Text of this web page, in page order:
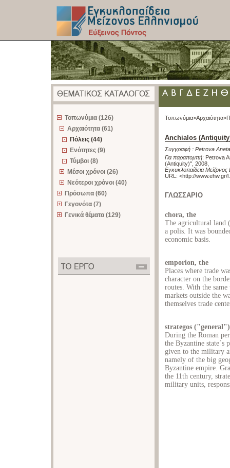
Τοπωνύμια (126)
Αρχαιότητα (61)
Πόλεις (44)
Ενότητες (9)
Τύμβοι (8)
Μέσοι χρόνοι (26)
Νεότεροι χρόνοι (40)
Πρόσωπα (60)
Γεγονότα (7)
Γενικά θέματα (129)
Τοπωνύμια>Αρχαιότητα>
Anchialos
Συγγραφή : Petrova
Για παραπομπή: Petrova
(Antiquity)", 2008
Εγκυκλοπαίδεια
URL: <http://www.ehw.gr/
ΓΛΩΣΣΑΡΙΟ
chora, the
The agricultural land
a polis. It was
economic basis.
emporion, the
Places where trade
character on the
routes. With the
markets outside the
themselves trade
strategos ("general")
During the Roman
the Byzantine
given to the military
namely of the big
Byzantine empire.
the 11th century,
military units,